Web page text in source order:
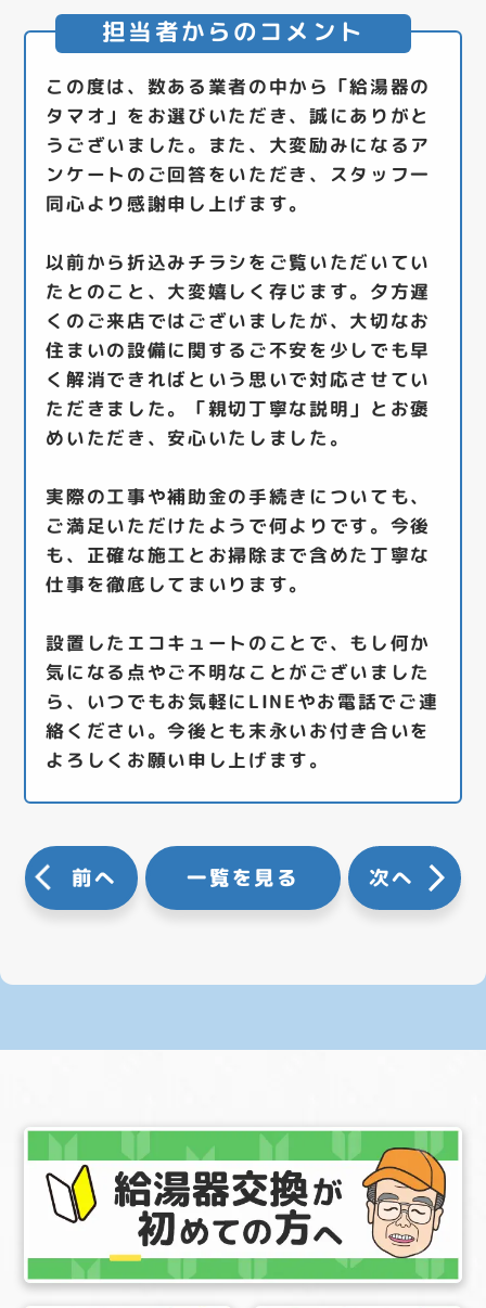
担当者からのコメント
この度は、数ある業者の中から「給湯器の
タマオ」をお選びいただき、誠にありがと
うございました。また、大変励みになるア
ンケートのご回答をいただき、スタッフ一
同心より感謝申し上げます。
以前から折込みチラシをご覧いただいてい
たとのこと、大変嬉しく存じます。夕方遅
くのご来店ではございましたが、大切なお
住まいの設備に関するご不安を少しでも早
く解消できればという思いで対応させてい
ただきました。「親切丁寧な説明」とお褒
めいただき、安心いたしました。
実際の工事や補助金の手続きについても、
ご満足いただけたようで何よりです。今後
も、正確な施工とお掃除まで含めた丁寧な
仕事を徹底してまいります。
設置したエコキュートのことで、もし何か
気になる点やご不明なことがございました
ら、いつでもお気軽にLINEやお電話でご連
絡ください。今後とも末永いお付き合いを
よろしくお願い申し上げます。
前へ 一覧を見る 次へ